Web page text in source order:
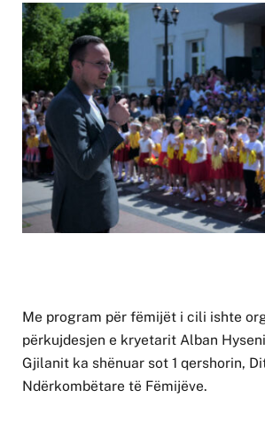
Me program për fëmijët i cili ishte
përkujdesjen e kryetarit Alban
Gjilanit ka shënuar sot 1 qershorin,
Ndërkombëtare të Fëmijëve.